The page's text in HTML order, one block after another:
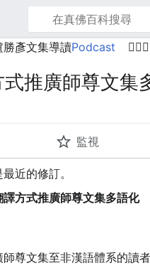
彥文集導讀Podcast
推廣師尊文集
監視
近的修訂。
方式推廣師尊文集多語化
尊文集至非漢語體系的讀